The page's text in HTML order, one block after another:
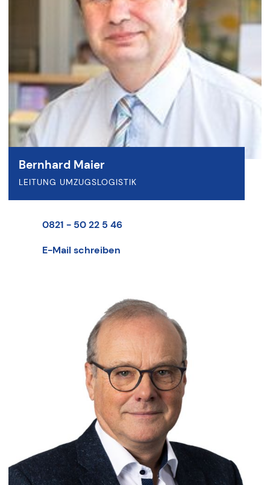
Bernhard Maier
LEITUNG UMZUGSLOGISTIK
0821 - 50 22 5 46
E-Mail schreiben